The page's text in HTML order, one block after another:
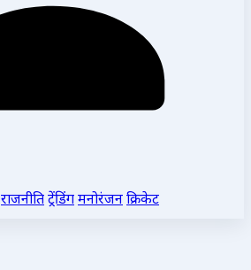
राजनीतिट्रेंडिंगमनोरंजनक्रिकेट